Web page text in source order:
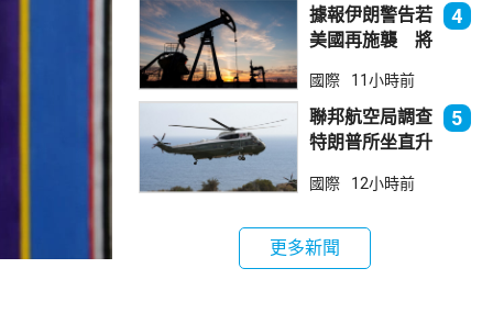
據報伊朗警告若
美國再施襲 將
能源設施
4
國際 11小時前
聯邦航空局調查
特朗普所坐直升
全事件
5
國際 12小時前
更多新聞